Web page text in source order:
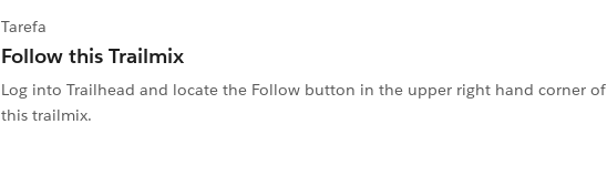
Tarefa
Follow this Trailmix
Log into Trailhead and locate the Follow button in the upper right hand corner of
this trailmix.